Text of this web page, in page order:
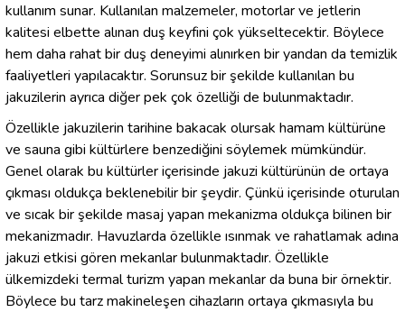
kullanım sunar. Kullanılan malzemeler, motorlar ve jetlerin
kalitesi elbette alınan duş keyfini çok yükseltecektir. Böylece
hem daha rahat bir duş deneyimi alınırken bir yandan da temizlik
faaliyetleri yapılacaktır. Sorunsuz bir şekilde kullanılan bu
jakuzilerin ayrıca diğer pek çok özelliği de bulunmaktadır.
Özellikle jakuzilerin tarihine bakacak olursak hamam kültürüne
ve sauna gibi kültürlere benzediğini söylemek mümkündür.
Genel olarak bu kültürler içerisinde jakuzi kültürünün de ortaya
çıkması oldukça beklenebilir bir şeydir. Çünkü içerisinde oturulan
ve sıcak bir şekilde masaj yapan mekanizma oldukça bilinen bir
mekanizmadır. Havuzlarda özellikle ısınmak ve rahatlamak adına
jakuzi etkisi gören mekanlar bulunmaktadır. Özellikle
ülkemizdeki termal turizm yapan mekanlar da buna bir örnektir.
Böylece bu tarz makineleşen cihazların ortaya çıkmasıyla bu